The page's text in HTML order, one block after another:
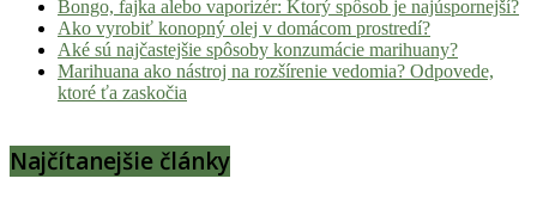
pohodu.
Bongo, fajka alebo vaporizér: Ktorý spôsob je najúspornejší?
Ako vyrobiť konopný olej v domácom prostredí?
Aké sú najčastejšie spôsoby konzumácie marihuany?
Marihuana ako nástroj na rozšírenie vedomia? Odpovede,
ktoré ťa zaskočia
Najčítanejšie články